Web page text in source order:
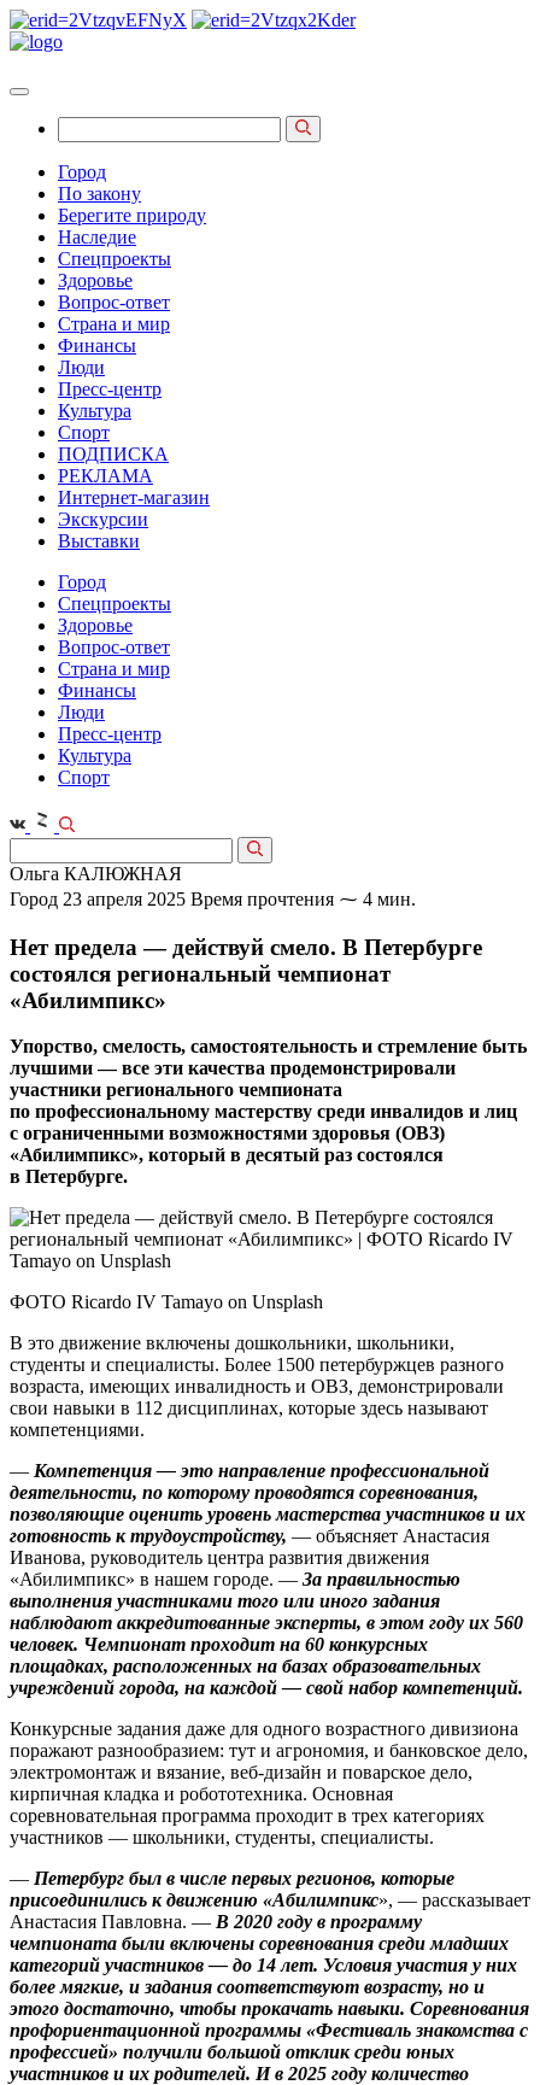
Город
По закону
Берегите природу
Наследие
Спецпроекты
Здоровье
Вопрос-ответ
Страна и мир
Финансы
Люди
Пресс-центр
Культура
Спорт
ПОДПИСКА
РЕКЛАМА
Интернет-магазин
Экскурсии
Выставки
Город
Спецпроекты
Здоровье
Вопрос-ответ
Страна и мир
Финансы
Люди
Пресс-центр
Культура
Спорт
Ольга КАЛЮЖНАЯ
Город 23 апреля 2025 Время прочтения ⁓ 4 мин.
Нет предела — действуй смело. В Петербурге
состоялся региональный чемпионат
«Абилимпикс»
Упорство, смелость, самостоятельность и стремление быть
лучшими — все эти качества продемонстрировали
участники регионального чемпионата
по профессиональному мастерству среди инвалидов и лиц
с ограниченными возможностями здоровья (ОВЗ)
«Абилимпикс», который в десятый раз состоялся
в Петербурге.
ФОТО Ricardo IV Tamayo on Unsplash
В это движение включены дошкольники, школьники,
студенты и специалисты. Более 1500 петербуржцев разного
возраста, имеющих инвалидность и ОВЗ, демонстрировали
свои навыки в 112 дисциплинах, которые здесь называют
компетенциями.
— Компетенция — это направление профессиональной
деятельности, по которому проводятся соревнования,
позволяющие оценить уровень мастерства участников и их
готовность к трудо­устройству, — объясняет Анастасия
Иванова, руководитель центра развития движения
«Абилимпикс» в нашем городе. — За правильностью
выполнения участниками того или иного задания
наблюдают аккредитованные эксперты, в этом году их 560
человек. Чемпионат проходит на 60 конкурсных
площадках, расположенных на базах образовательных
учреждений города, на каж­дой — свой набор компетенций.
Конкурсные задания даже для одного возрастного дивизиона
поражают разнообразием: тут и агрономия, и банковское дело,
электромонтаж и вязание, веб-дизайн и поварское дело,
кирпичная кладка и робототехника. Основная
соревновательная программа проходит в трех категориях
участников — школьники, студенты, специалисты.
— Петербург был в числе первых регионов, которые
присоединились к движению «Абилимпикс», — рассказывает
Анастасия Павловна. — В 2020 году в программу
чемпионата были включены соревнования среди младших
категорий участников — до 14 лет. Условия участия у них
более мягкие, и задания соответствуют возрасту, но и
этого достаточно, чтобы прокачать навыки. Соревнования
профориентационной программы «Фестиваль знакомства с
профессией» получили большой отклик среди юных
участников и их родителей. И в 2025 году количество